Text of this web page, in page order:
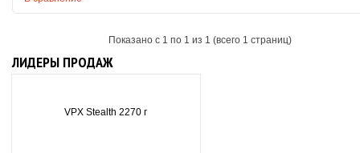
Показано с 1 по 1 из 1 (всего 1 страниц)
ЛИДЕРЫ ПРОДАЖ
VPX Stealth 2270 г